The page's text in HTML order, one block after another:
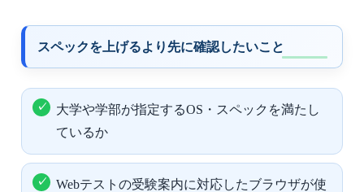
スペックを上げるより先に確認したいこと
大学や学部が指定するOS・スペックを満たし
ているか
Webテストの受験案内に対応したブラウザが使